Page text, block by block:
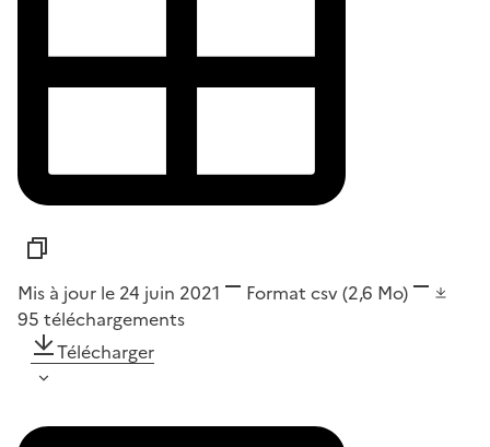
Mis à jour le 24 juin 2021 Format csv(2,6 Mo)
95 téléchargements
Télécharger